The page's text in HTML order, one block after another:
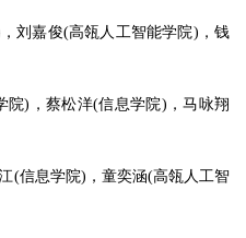
刘嘉俊(高瓴人工智能学院)，钱
院)，蔡松洋(信息学院)，马咏翔
(信息学院)，童奕涵(高瓴人工智